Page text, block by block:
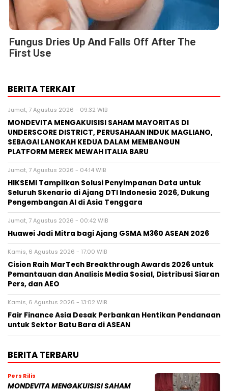
Fungus Dries Up And Falls Off After The
First Use
BERITA TERKAIT
Jumat, 7 Agustus 2026 - 09:32 WIB
MONDEVITA MENGAKUISISI SAHAM MAYORITAS DI
UNDERSCORE DISTRICT, PERUSAHAAN INDUK MAGLIANO,
SEBAGAI LANGKAH KEDUA DALAM MEMBANGUN
PLATFORM MEREK MEWAH ITALIA BARU
Jumat, 7 Agustus 2026 - 04:14 WIB
HIKSEMI Tampilkan Solusi Penyimpanan Data untuk
Seluruh Skenario di Ajang DTI Indonesia 2026, Dukung
Pengembangan AI di Asia Tenggara
Jumat, 7 Agustus 2026 - 00:42 WIB
Huawei Jadi Mitra bagi Ajang GSMA M360 ASEAN 2026
Kamis, 6 Agustus 2026 - 17:00 WIB
Cision Raih MarTech Breakthrough Awards 2026 untuk
Pemantauan dan Analisis Media Sosial, Distribusi Siaran
Pers, dan AEO
Kamis, 6 Agustus 2026 - 13:02 WIB
Fair Finance Asia Desak Perbankan Hentikan Pendanaan
untuk Sektor Batu Bara di ASEAN
BERITA TERBARU
Pers Rilis
MONDEVITA MENGAKUISISI SAHAM